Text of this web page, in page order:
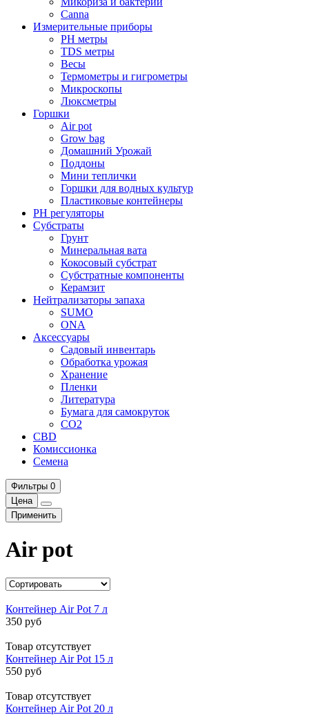
Canna
Измерительные приборы
PH метры
TDS метры
Весы
Термометры и гигрометры
Микроскопы
Люксметры
Горшки
Air pot
Grow bag
Домашний Урожай
Поддоны
Мини теплички
Горшки для водных культур
Пластиковые контейнеры
PH регуляторы
Субстраты
Грунт
Минеральная вата
Кокосовый субстрат
Субстратные компоненты
Керамзит
Нейтрализаторы запаха
SUMO
ONA
Аксессуары
Садовый инвентарь
Обработка урожая
Хранение
Пленки
Литература
Бумага для самокруток
CO2
CBD
Комисcионка
Семена
Фильтры 0
Цена
Применить
Air pot
Контейнер Air Pot 7 л
350 руб
Товар отсутствует
Контейнер Air Pot 15 л
550 руб
Товар отсутствует
Контейнер Air Pot 20 л